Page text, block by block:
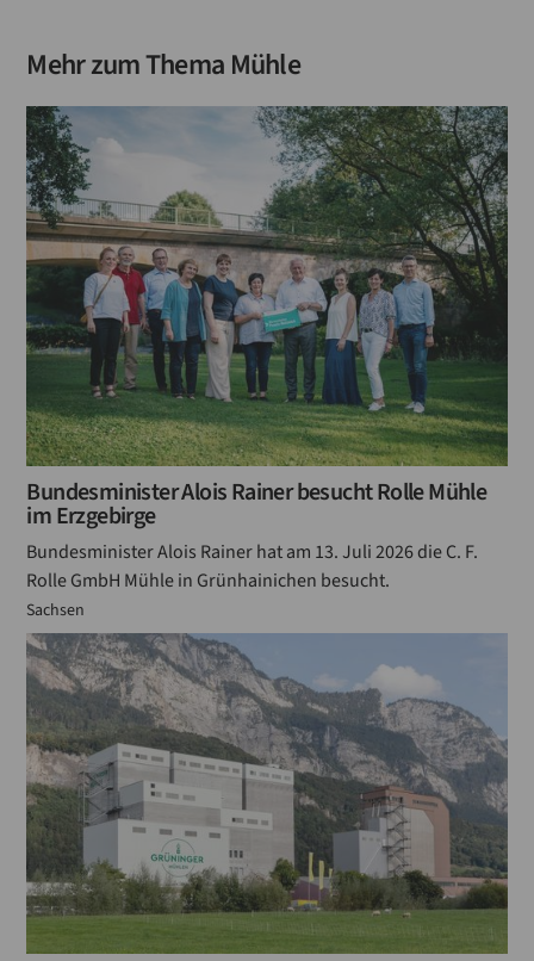
Mehr zum Thema Mühle
Bundesminister Alois Rainer besucht Rolle Mühle
im Erzgebirge
Bundesminister Alois Rainer hat am 13. Juli 2026 die C. F.
Rolle GmbH Mühle in Grünhainichen besucht.
Sachsen